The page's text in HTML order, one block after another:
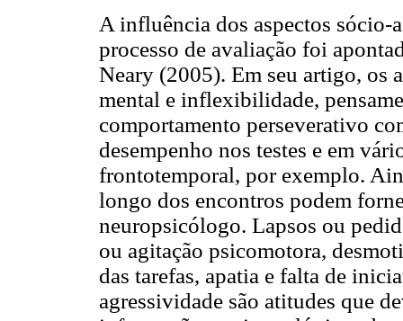
A influência dos aspectos sócio-
processo de avaliação foi
Neary (2005). Em seu artigo, os
mental e inflexibilidade,
comportamento perseverativo
desempenho nos testes e em
frontotemporal, por exemplo.
longo dos encontros podem
neuropsicólogo. Lapsos ou
ou agitação psicomotora,
das tarefas, apatia e falta de
agressividade são atitudes que